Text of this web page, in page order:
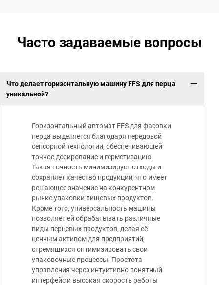
Часто задаваемые вопросы
Что делает горизонтальную машину FFS для перца
уникальной?
Горизонтальный автомат FFS для фасовки
перца выделяется благодаря передовой
сенсорной технологии, обеспечивающей
точное дозирование и герметизацию.
Такая точность минимизирует отходы и
сохраняет качество продукции, что имеет
решающее значение на конкурентном
рынке упаковки пищевых продуктов.
Кроме того, универсальность машины
позволяет ей обрабатывать различные
виды перцевых продуктов, делая её
ценным активом для предприятий,
стремящихся оптимизировать свои
упаковочные процессы. Простота
управления через интуитивно понятный
интерфейс и высокая скорость работы